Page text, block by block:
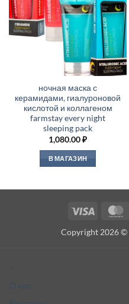
ночная маска с
керамидами, гиалуроновой
кислотой и коллагеном
farmstay every night
sleeping pack
1,080.00₽
В МАГАЗИН
Visa
Copyright 2026 ©
О нас